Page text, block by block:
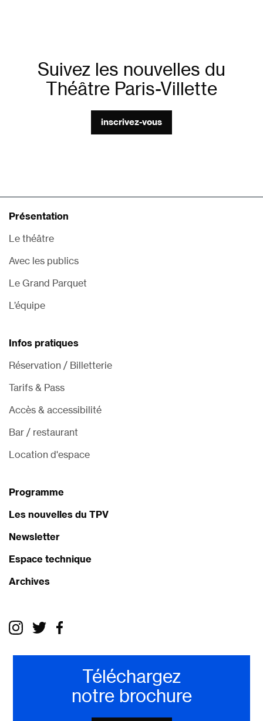
Suivez les nouvelles du
Théâtre Paris-Villette
inscrivez-vous
Présentation
Le théâtre
Avec les publics
Le Grand Parquet
L’équipe
Infos pratiques
Réservation / Billetterie
Tarifs & Pass
Accès & accessibilité
Bar / restaurant
Location d'espace
Programme
Les nouvelles du TPV
Newsletter
Espace technique
Archives
Téléchargez
notre brochure